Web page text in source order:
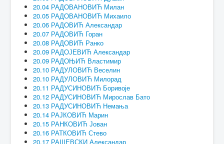
20.04 РАДОВАНОВИЋ Милан
20.05 РАДОВАНОВИЋ Михаило
20.06 РАДОВИЋ Александар
20.07 РАДОВИЋ Горан
20.08 РАДОВИЋ Ранко
20.09 РАДОЈЕВИЋ Александар
20.09 РАДОЊИЋ Властимир
20.10 РАДУЛОВИЋ Веселин
20.10 РАДУЛОВИЋ Милорад
20.11 РАДУСИНОВИЋ Боривоје
20.12 РАДУСИНОВИЋ Мирослав Бато
20.13 РАДУСИНОВИЋ Немања
20.14 РАЈКОВИЋ Марин
20.15 РАНКОВИЋ Јован
20.16 РАТКОВИЋ Стево
20.17 РАШЕВСКИ Александар